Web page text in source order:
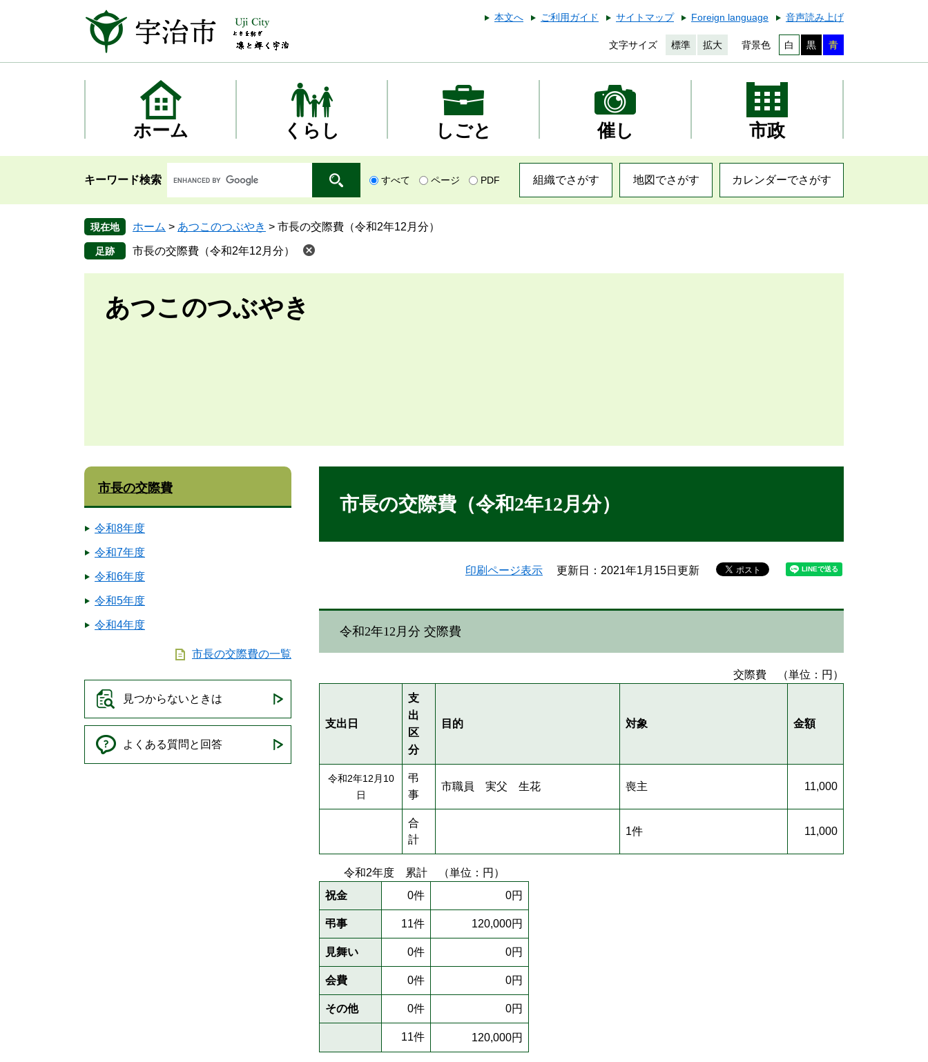
本
本文へ ご利用ガイド サイトマップ Foreign language 音声読み上げ
文字サイズ 標準 拡大 背景色 白 黒 青
ホーム くらし しごと 催し 市政
キーワード検索 すべて ページ PDF 組織でさがす 地図でさがす カレンダーでさがす
現在地 ホーム > あつこのつぶやき > 市長の交際費（令和2年12月分）
市長の交際費（令和2年12月分）
あつこのつぶやき
市長の交際費（令和2年12月分）
印刷ページ表示 更新日：2021年1月15日更新
令和2年12月分 交際費
交際費 （単位：円）
支出日
支
出
区
分
目的 対象 金額
令和2年12月10
日
弔
事
市職員 実父 生花 喪主 11,000
合
計
1件 11,000
令和2年度 累計 （単位：円）
祝金
0件 0円
弔事 11件 120,000円
見舞い 0件 0円
会費 0件 0円
その他 0件 0円
11件 120,000円
市長の交際費
令和8年度
令和7年度
令和6年度
令和5年度
令和4年度
市長の交際費の一覧
見つからないときは
よくある質問と回答